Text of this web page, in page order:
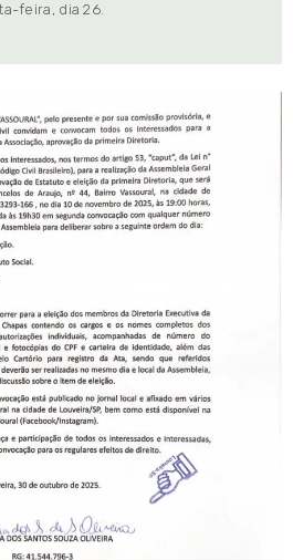
feira, dia 26.